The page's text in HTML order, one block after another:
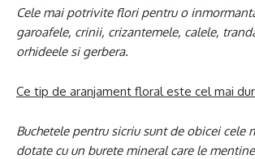
Cele mai potrivite flori pentru o
garoafele, crinii, crizantemele, calele,
orhideele si gerbera.
Ce tip de aranjament floral este cel mai
Buchetele pentru sicriu sunt de obicei cele
dotate cu un burete mineral care le